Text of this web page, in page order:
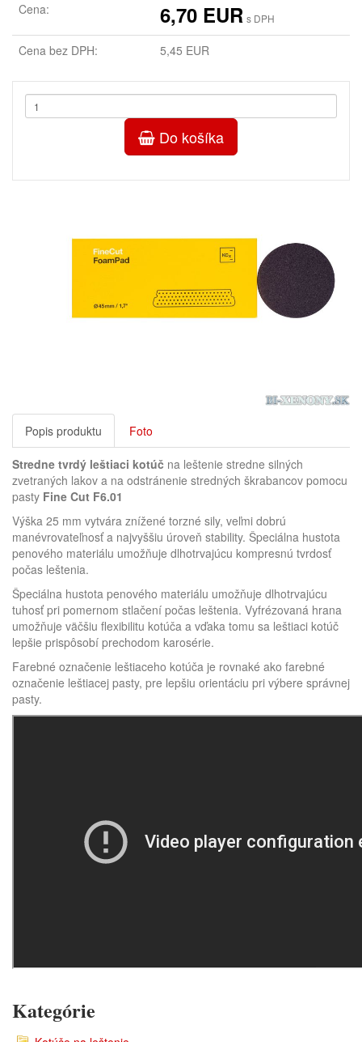
Cena:
6,70 EUR s DPH
Cena bez DPH: 5,45 EUR
Do košíka
Popis produktu Foto
Stredne tvrdý leštiaci kotúč na leštenie stredne silných
zvetraných lakov a na odstránenie stredných škrabancov pomocu
pasty Fine Cut F6.01
Výška 25 mm vytvára znížené torzné sily, veľmi dobrú
manévrovateľnosť a najvyššiu úroveň stability. Špeciálna hustota
penového materiálu umožňuje dlhotrvajúcu kompresnú tvrdosť
počas leštenia.
Špeciálna hustota penového materiálu umožňuje dlhotrvajúcu
tuhosť pri pomernom stlačení počas leštenia. Vyfrézovaná hrana
umožňuje väčšiu flexibilitu kotúča a vďaka tomu sa leštiaci kotúč
lepšie prispôsobí prechodom karosérie.
Farebné označenie leštiaceho kotúča je rovnaké ako farebné
označenie leštiacej pasty, pre lepšiu orientáciu pri výbere správnej
pasty.
Kategórie